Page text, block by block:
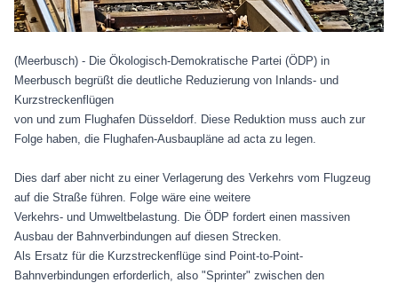
(Meerbusch) - Die Ökologisch-Demokratische Partei (ÖDP) in
Meerbusch begrüßt die deutliche Reduzierung von Inlands- und
Kurzstreckenflügen
von und zum Flughafen Düsseldorf. Diese Reduktion muss auch zur
Folge haben, die Flughafen-Ausbaupläne ad acta zu legen.
Dies darf aber nicht zu einer Verlagerung des Verkehrs vom Flugzeug
auf die Straße führen. Folge wäre eine weitere
Verkehrs- und Umweltbelastung. Die ÖDP fordert einen massiven
Ausbau der Bahnverbindungen auf diesen Strecken.
Als Ersatz für die Kurzstreckenflüge sind Point-to-Point-
Bahnverbindungen erforderlich, also "Sprinter" zwischen den